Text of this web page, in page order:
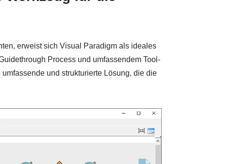
erweist sich Visual Paradigm als ideales
Process und umfassendem Tool-
und strukturierte Lösung, die die